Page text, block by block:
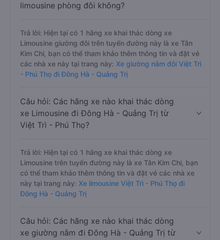
limousine phòng đôi không?
Trả lời: Hiện tại có 1 hãng xe khai thác dòng xe
Limousine giường đôi trên tuyến đường này là xe Tân
Kim Chi, bạn có thể tham khảo thêm thông tin và đặt vé
các nhà xe này tại trang này: Xe giường nằm đôi Việt Trì
- Phú Thọ đi Đông Hà - Quảng Trị
Câu hỏi: Các hãng xe nào khai thác dòng
xe Limousine đi Đông Hà - Quảng Trị từ
Việt Trì - Phú Thọ?
Trả lời: Hiện tại có 1 hãng xe khai thác dòng xe
Limousine trên tuyến đường này là xe Tân Kim Chi, bạn
có thể tham khảo thêm thông tin và đặt vé các nhà xe
này tại trang này: Xe limousine Việt Trì - Phú Thọ đi
Đông Hà - Quảng Trị
Câu hỏi: Các hãng xe nào khai thác dòng
xe giường nằm đi Đông Hà - Quảng Trị từ